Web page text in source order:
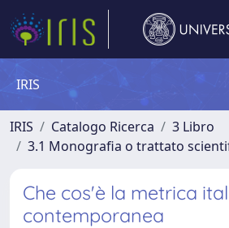
IRIS
IRIS Catalogo Ricerca
3 Libro
3.1 Monografia o trattato
Che cos'è la metrica
contemporanea